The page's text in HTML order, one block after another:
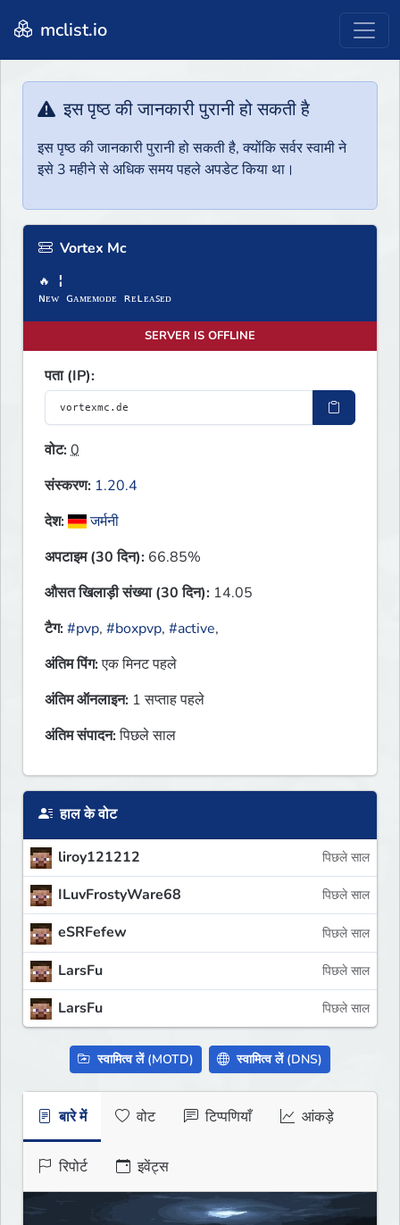
mclist.io
इस पृष्ठ की जानकारी पुरानी हो सकती है
इस पृष्ठ की जानकारी पुरानी हो सकती है, क्योंकि सर्वर स्वामी ने
इसे 3 महीने से अधिक समय पहले अपडेट किया था।
Vortex Mc
🔥 ╏
ɴᴇᴡ ɢᴀᴍᴇᴍᴏᴅᴇ ʀᴇʟᴇᴀꜱᴇᴅ
SERVER IS OFFLINE
पता (IP):
वोट:0
संस्करण: 1.20.4
देश:
जर्मनी
अपटाइम (30 दिन): 66.85%
औसत खिलाड़ी संख्या (30 दिन): 14.05
टैग:#pvp, #boxpvp, #active,
अंतिम पिंग:एक मिनट पहले
अंतिम ऑनलाइन: 1 सप्ताह पहले
अंतिम संपादन:पिछले साल
हाल के वोट
liroy121212 पिछले साल
ILuvFrostyWare68 पिछले साल
eSRFefew पिछले साल
LarsFu पिछले साल
LarsFu पिछले साल
स्वामित्व लें (MOTD) स्वामित्व लें (DNS)
बारे में वोट टिप्पणियाँ आंकड़े
रिपोर्ट इवेंट्स